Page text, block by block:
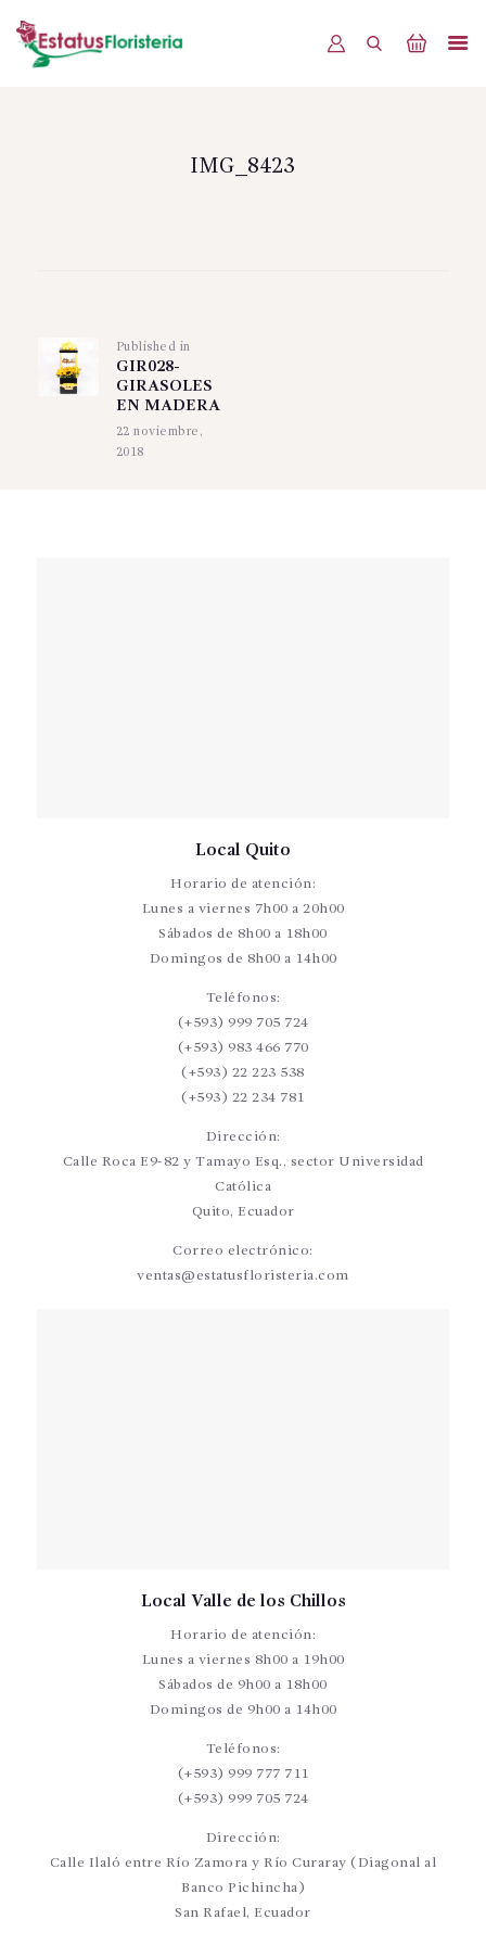
PRODUCTOSIMG_8423
entradasPublished in
GIR028-
GIRASOLES
EN MADERA
22 noviembre,
2018
Local Quito
Horario de atención:
Lunes a viernes 7h00 a 20h00
Sábados de 8h00 a 18h00
Domingos de 8h00 a 14h00
Teléfonos:
(+593) 999 705 724
(+593) 983 466 770
(+593) 22 223 538
(+593) 22 234 781
Dirección:
Calle Roca E9-82 y Tamayo Esq., sector Universidad
Católica
Quito, Ecuador
Correo electrónico:
ventas@estatusfloristeria.com
Local Valle de los Chillos
Horario de atención:
Lunes a viernes 8h00 a 19h00
Sábados de 9h00 a 18h00
Domingos de 9h00 a 14h00
Teléfonos:
(+593) 999 777 711
(+593) 999 705 724
Dirección:
Calle Ilaló entre Río Zamora y Río Curaray (Diagonal al
Banco Pichincha)
San Rafael, Ecuador